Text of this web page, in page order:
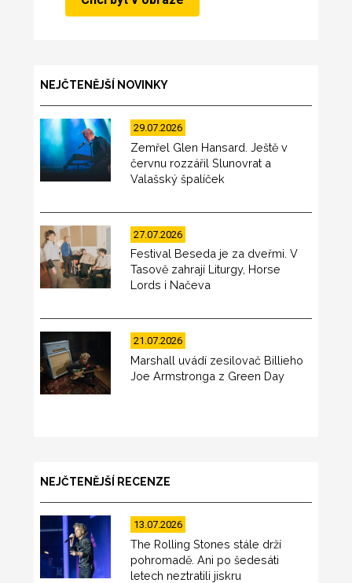
NEJČTENĚJŠÍ NOVINKY
29.07.2026
Zemřel Glen Hansard. Ještě v
červnu rozzářil Slunovrat a
Valašský špalíček
27.07.2026
Festival Beseda je za dveřmi. V
Tasově zahrají Liturgy, Horse
Lords i Načeva
21.07.2026
Marshall uvádí zesilovač Billieho
Joe Armstronga z Green Day
NEJČTENĚJŠÍ RECENZE
13.07.2026
The Rolling Stones stále drží
pohromadě. Ani po šedesáti
letech neztratili jiskru